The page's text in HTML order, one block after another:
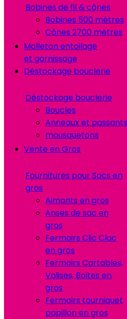
Bobines de fil & cônes
Bobines 500 mètres
Cônes 2700 mètres
Molleton entoilage
et garnissage
Déstockage bouclerie
Déstockage bouclerie
Boucles
Anneaux et passants
mousquetons
Vente en Gros
Fournitures pour Sacs en
gros
Aimants en gros
Anses de sac en
gros
Fermoirs Clic Clac
en gros
Fermoirs Cartables,
Valises, Boites en
gros
Fermoirs tourniquet
papillon en gros